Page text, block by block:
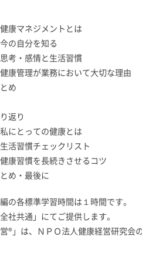
マネジメントとは
自分を知る
・感情と生活習慣
管理が業務において大切な理由
め
返り
とっての健康とは
習慣チェックリスト
習慣を長続きさせるコツ
・最後に
各標準学習時間は１時間です。
共通」にてご提供します。
」は、ＮＰＯ法人健康経営研究会の